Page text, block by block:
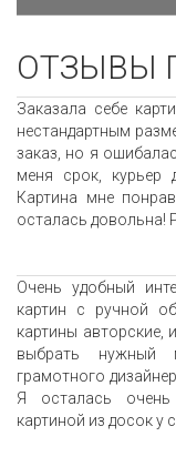
ОТЗЫВЫ
Заказала себе
нестандартным
заказ, но я
меня срок, курьер
Картина мне
осталась довольна!
Очень удобный
картин с ручной
картины авторские,
выбрать нужный
грамотного
Я осталась
картиной из досок у